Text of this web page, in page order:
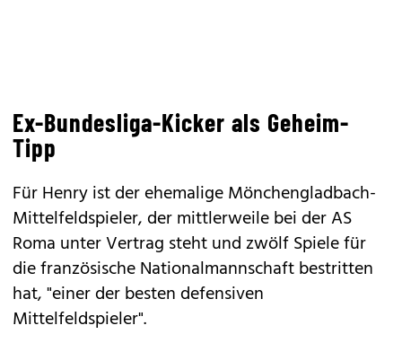
Ex-Bundesliga-Kicker als Geheim-
Tipp
Für Henry ist der ehemalige Mönchengladbach-
Mittelfeldspieler, der mittlerweile bei der AS
Roma unter Vertrag steht und zwölf Spiele für
die französische Nationalmannschaft bestritten
hat, "einer der besten defensiven
Mittelfeldspieler".